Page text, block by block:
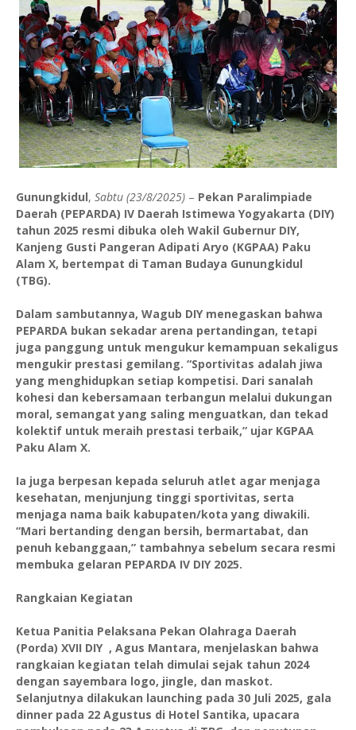
Gunungkidul, Sabtu (23/8/2025) – Pekan Paralimpiade
Daerah (PEPARDA) IV Daerah Istimewa Yogyakarta (DIY)
tahun 2025 resmi dibuka oleh Wakil Gubernur DIY,
Kanjeng Gusti Pangeran Adipati Aryo (KGPAA) Paku
Alam X, bertempat di Taman Budaya Gunungkidul
(TBG).
Dalam sambutannya, Wagub DIY menegaskan bahwa
PEPARDA bukan sekadar arena pertandingan, tetapi
juga panggung untuk mengukur kemampuan sekaligus
mengukir prestasi gemilang. “Sportivitas adalah jiwa
yang menghidupkan setiap kompetisi. Dari sanalah
kohesi dan kebersamaan terbangun melalui dukungan
moral, semangat yang saling menguatkan, dan tekad
kolektif untuk meraih prestasi terbaik,” ujar KGPAA
Paku Alam X.
Ia juga berpesan kepada seluruh atlet agar menjaga
kesehatan, menjunjung tinggi sportivitas, serta
menjaga nama baik kabupaten/kota yang diwakili.
“Mari bertanding dengan bersih, bermartabat, dan
penuh kebanggaan,” tambahnya sebelum secara resmi
membuka gelaran PEPARDA IV DIY 2025.
Rangkaian Kegiatan
Ketua Panitia Pelaksana Pekan Olahraga Daerah
(Porda) XVII DIY , Agus Mantara, menjelaskan bahwa
rangkaian kegiatan telah dimulai sejak tahun 2024
dengan sayembara logo, jingle, dan maskot.
Selanjutnya dilakukan launching pada 30 Juli 2025, gala
dinner pada 22 Agustus di Hotel Santika, upacara